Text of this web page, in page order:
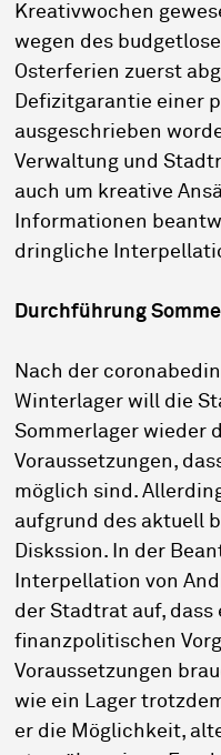
Kreativwochen
wegen des
Osterferien zuerst
Defizitgarantie einer
ausgeschrieben
Verwaltung und
auch um kreative
Informationen
dringliche
Durchführung
Nach der
Winterlager will die
Sommerlager wieder
Voraussetzungen,
möglich sind.
aufgrund des aktuell
Diskssion. In der
Interpellation von
der Stadtrat auf, dass
finanzpolitischen
Voraussetzungen
wie ein Lager
er die Möglichkeit,